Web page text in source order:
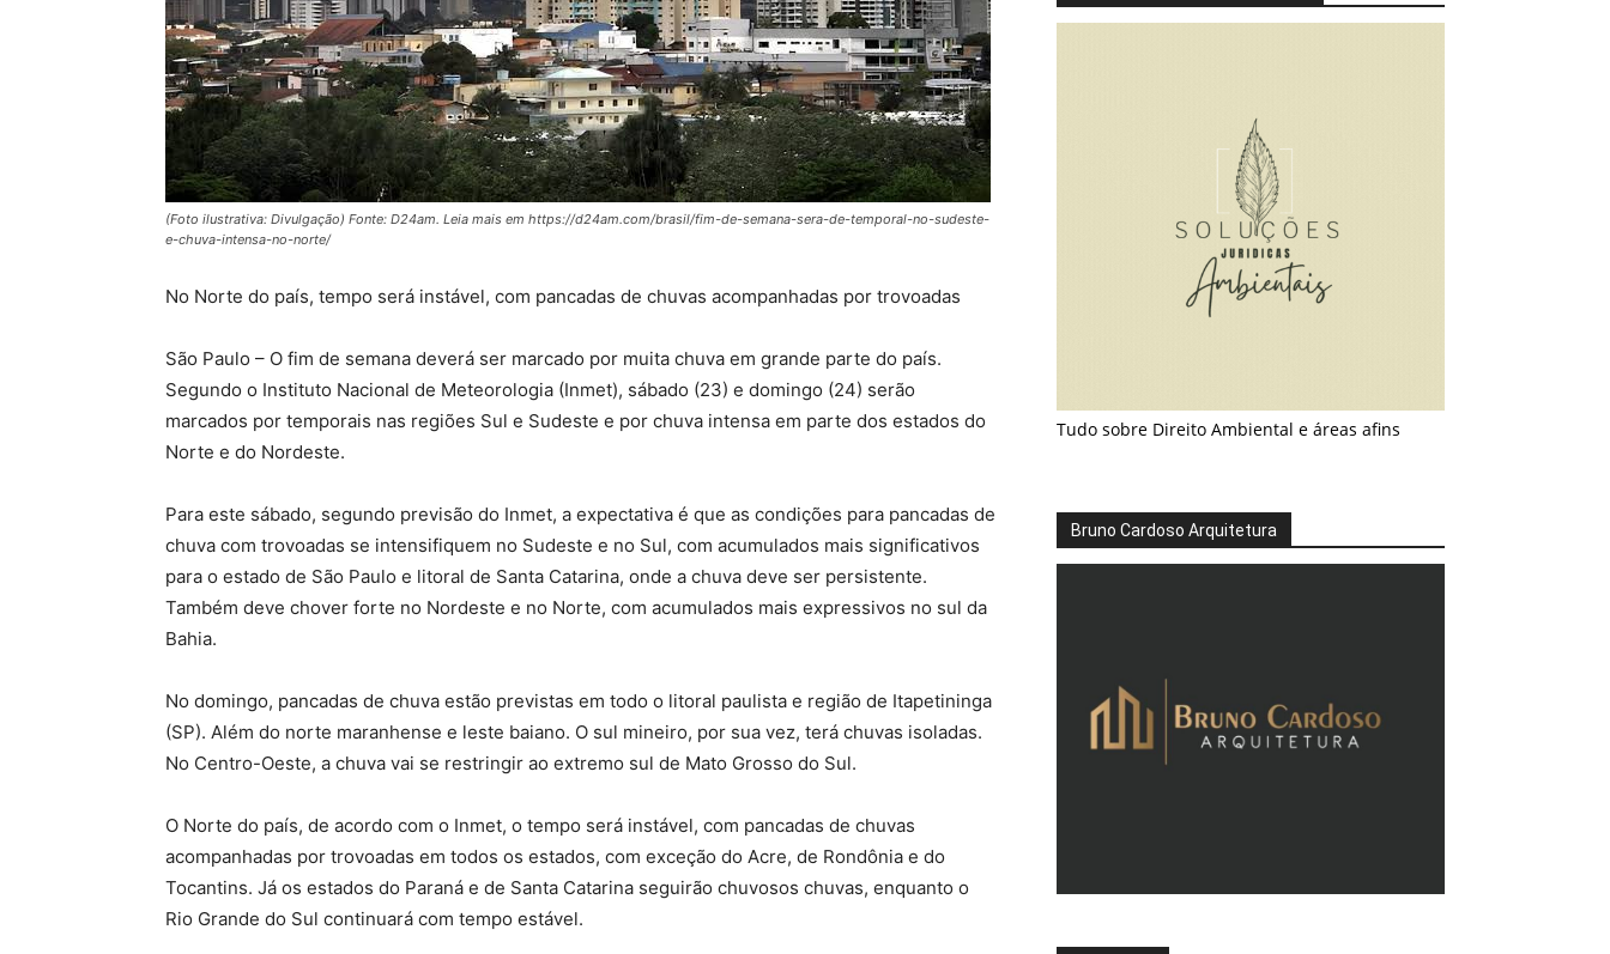
(Foto ilustrativa: Divulgação) Fonte: D24am. Leia mais em https://d24am.com/brasil/fim-de-semana-sera-de-temporal-no-sudeste-
e-chuva-intensa-no-norte/
No Norte do país, tempo será instável, com pancadas de chuvas acompanhadas por trovoadas
São Paulo – O fim de semana deverá ser marcado por muita chuva em grande parte do país.
Segundo o Instituto Nacional de Meteorologia (Inmet), sábado (23) e domingo (24) serão
marcados por temporais nas regiões Sul e Sudeste e por chuva intensa em parte dos estados do
Norte e do Nordeste.
Para este sábado, segundo previsão do Inmet, a expectativa é que as condições para pancadas de
chuva com trovoadas se intensifiquem no Sudeste e no Sul, com acumulados mais significativos
para o estado de São Paulo e litoral de Santa Catarina, onde a chuva deve ser persistente.
Também deve chover forte no Nordeste e no Norte, com acumulados mais expressivos no sul da
Bahia.
No domingo, pancadas de chuva estão previstas em todo o litoral paulista e região de Itapetininga
(SP). Além do norte maranhense e leste baiano. O sul mineiro, por sua vez, terá chuvas isoladas.
No Centro-Oeste, a chuva vai se restringir ao extremo sul de Mato Grosso do Sul.
O Norte do país, de acordo com o Inmet, o tempo será instável, com pancadas de chuvas
acompanhadas por trovoadas em todos os estados, com exceção do Acre, de Rondônia e do
Tocantins. Já os estados do Paraná e de Santa Catarina seguirão chuvosos chuvas, enquanto o
Rio Grande do Sul continuará com tempo estável.
Tudo sobre Direito Ambiental e áreas afins
Bruno Cardoso Arquitetura